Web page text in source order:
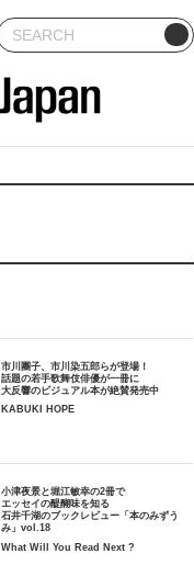
市川團子、市川染五郎らが登場！
話題の若手歌舞伎俳優が一冊に
大反響のビジュアル本が絶賛発売中
KABUKI HOPE
小津夜景と堀江敏幸の2冊で
エッセイの醍醐味を知る
石井千湖のブックレビュー「本のみずう
み」vol.18
What Will You Read Next ?